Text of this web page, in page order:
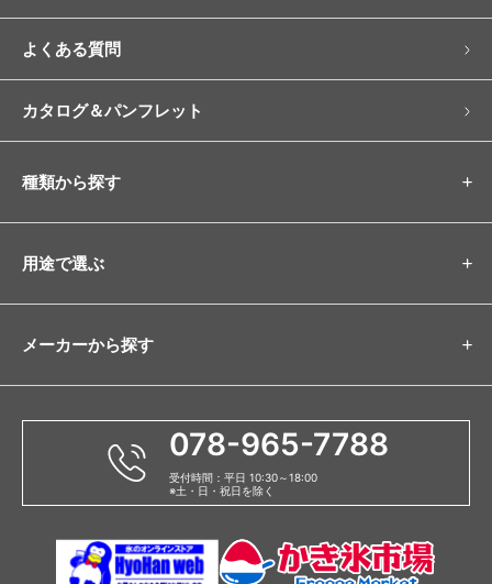
スプーン
その他カトラリー（フォーク他）
ストロースプーンストロー
ディッシャー・スパチュラ
フードマシン
販促アイテム
台湾かき氷「Snow-kiss（スノーキッス）」
その他の店舗用品・厨房備品
よくある質問
カタログ＆パンフレット
種類から探す
用途で選ぶ
メーカーから探す
078-965-7788
受付時間：平日 10:30～18:00
※土・日・祝日を除く